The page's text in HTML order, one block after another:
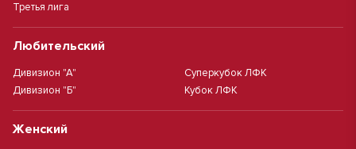
Третья лига
Любительский
Дивизион "А"
Дивизион "Б"
Суперкубок ЛФК
Кубок ЛФК
Женский